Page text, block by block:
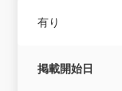
有り
掲載開始日